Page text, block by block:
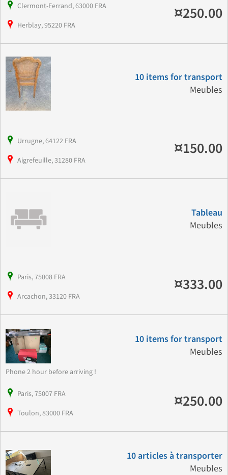
Clermont-Ferrand, 63000 FRA
Herblay, 95220 FRA
¤250.00
10 items for transport
Meubles
Urrugne, 64122 FRA
Aigrefeuille, 31280 FRA
¤150.00
Tableau
Meubles
Paris, 75008 FRA
Arcachon, 33120 FRA
¤333.00
10 items for transport
Meubles
Phone 2 hour before arriving !
Paris, 75007 FRA
Toulon, 83000 FRA
¤250.00
10 articles à transporter
Meubles